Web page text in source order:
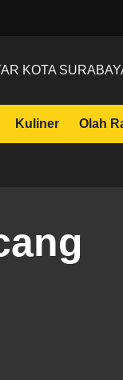
KOTA
Kuliner Olah